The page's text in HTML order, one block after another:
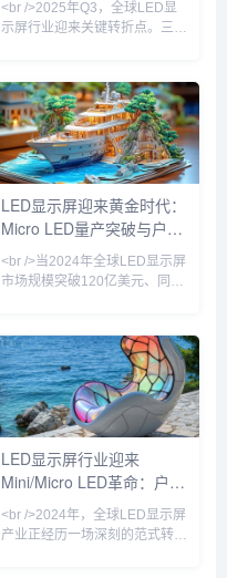
<br />2025年Q3，全球LED显
示屏行业迎来关键转折点。三
示产品，像素间距首次突破P0.3
以下，亮度达到10,000尼特以
上，相较传统OLED在户外强光
下的可视性提升近4倍。与此同
时，国内厂商利亚德与洲明科技
宣布其Micro LED巨量转移良率
已超过99.99%，使得单位成本
较两年前下降约60%。行业分析
LED显示屏迎来黄金时代：
Micro LED量产突破与户外
广告革命
<br />当2024年全球LED显示屏
市场规模突破120亿美元、同比
弹，而是技术代际切换带来的价
值重估。过去三年，Mini LED
背光在电视和笔记本上的渗透率
从5%飙升至38%，而Micro
LED芯片成本以每年35%的速度
下探——三星、京东方、利亚德
与友达的产线良率在近两个季度
相继突破99.9%的生死线。这意
牌
LED显示屏行业迎来
Mini/Micro LED革命：户外
广告与虚拟拍摄双轮驱动
<br />2024年，全球LED显示屏
产业正经历一场深刻的范式转